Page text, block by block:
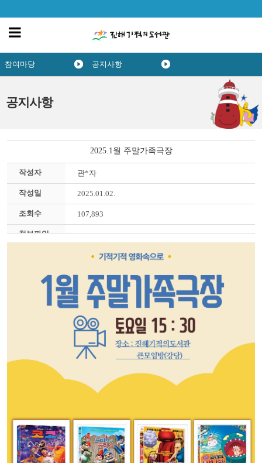
공지사항
참여마당 공지사항
2025.1월 주말가족극장
작성자 관*자
작성일 2025.01.02.
조회수 107,893
첨부파일